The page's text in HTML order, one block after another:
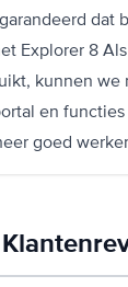
dat
Explorer 8
kunnen we
en
goed